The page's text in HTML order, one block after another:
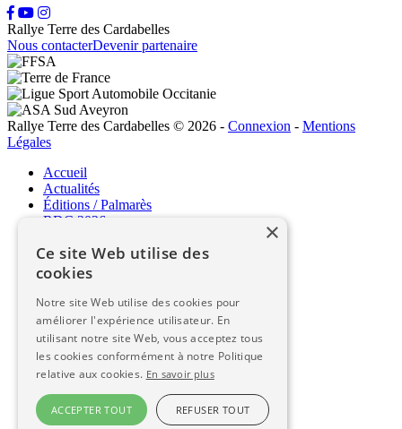
Rallye Terre des Cardabelles
Nous contacterDevenir partenaire
Rallye Terre des Cardabelles © 2026 - Connexion - Mentions
Légales
Accueil
Actualités
Éditions / Palmarès
RDC 2026
RDC 2026
Le programme / Parcours
Liste des engagés
Classement / Live
Espace concurrents / Règlement
Espace commissaires
Infos pratiques
Infos pratiques
×
Ce site Web utilise des
cookies
Notre site Web utilise des cookies pour
améliorer l'expérience utilisateur. En
utilisant notre site Web, vous acceptez tous
les cookies conformément à notre Politique
relative aux cookies. En savoir plus
ACCEPTER TOUT REFUSER TOUT